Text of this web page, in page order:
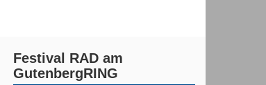
Festival RAD am
GutenbergRING